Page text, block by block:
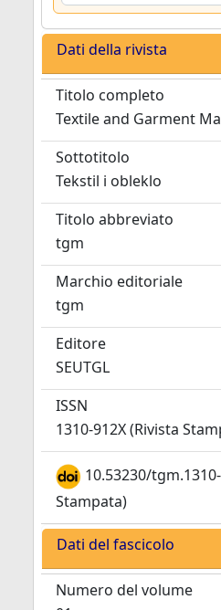
Dati della rivista
Titolo completo
Textile and Garment
Sottotitolo
Tekstil i obleklo
Titolo abbreviato
tgm
Marchio editoriale
tgm
Editore
SEUTGL
ISSN
1310-912X (Rivista
10.53230/
Stampata)
Dati del fascicolo
Numero del volume